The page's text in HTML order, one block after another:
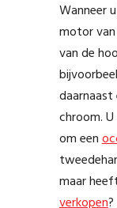
Wanneer
motor
van de
chroom.
om een
maar
verkopen